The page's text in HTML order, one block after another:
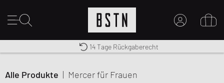
Kostenloser Versand nach DE ab € 70
Premium Sportswear
14 Tage Rückgaberecht
Alle Produkte | Mercerfür Frauen